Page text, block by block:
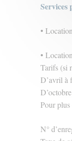
Services
•
•
Tarifs (si
D’avril à
Pour plus
N°